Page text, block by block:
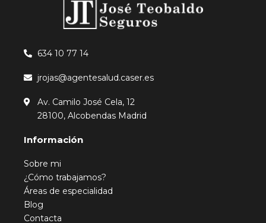
634 10 77 14
jrojas@agentesalud.caser.es
Av. Camilo José Cela, 12
28100, Alcobendas Madrid
Información
Sobre mi
¿Cómo trabajamos?
Áreas de especialidad
Blog
Contacta